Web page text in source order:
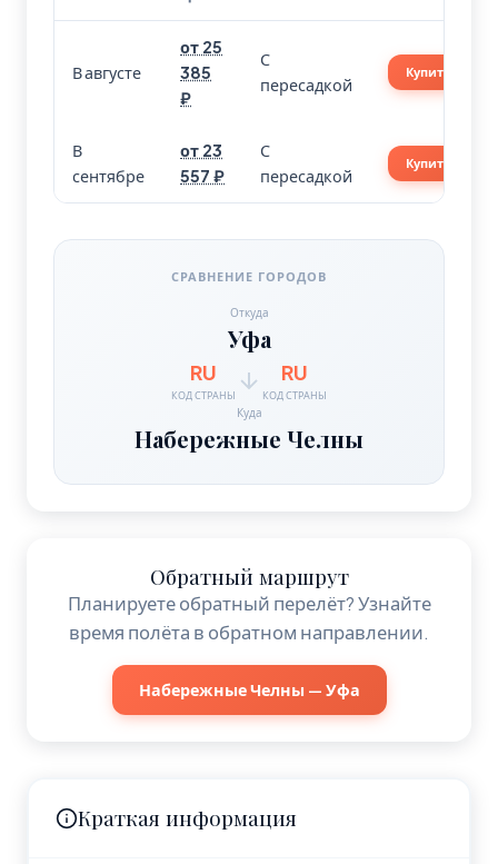
В августе
от 25
385
₽
С
пересадкой
Купить
В
сентябре
от 23
557 ₽
С
пересадкой
Купить
СРАВНЕНИЕ ГОРОДОВ
Откуда
Уфа
RU
КОД СТРАНЫ
RU
КОД СТРАНЫ
Куда
Набережные Челны
Обратный маршрут
Планируете обратный перелёт? Узнайте
время полёта в обратном направлении.
Набережные Челны — Уфа
Краткая информация